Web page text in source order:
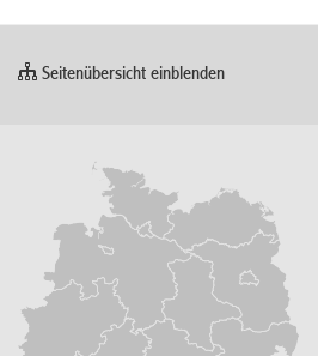
Seitenübersicht einblenden